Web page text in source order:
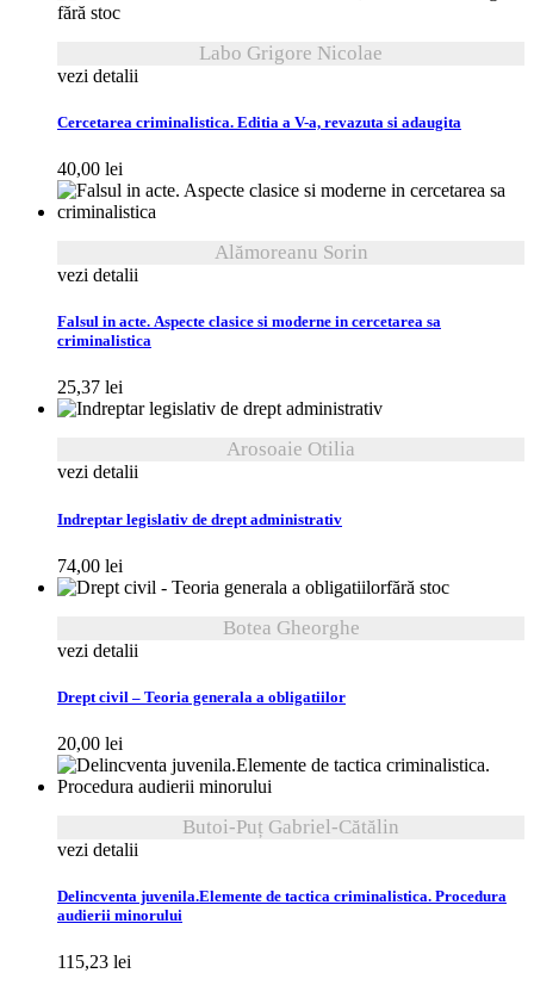
fără stoc
Labo Grigore Nicolae
vezi detalii
Cercetarea criminalistica. Editia a V-a, revazuta si adaugita
40,00 lei
Alămoreanu Sorin
vezi detalii
Falsul in acte. Aspecte clasice si moderne in cercetarea sa
criminalistica
25,37 lei
Arosoaie Otilia
vezi detalii
Indreptar legislativ de drept administrativ
74,00 lei
fără stoc
Botea Gheorghe
vezi detalii
Drept civil – Teoria generala a obligatiilor
20,00 lei
Butoi-Puț Gabriel-Cătălin
vezi detalii
Delincventa juvenila.Elemente de tactica criminalistica. Procedura
audierii minorului
115,23 lei